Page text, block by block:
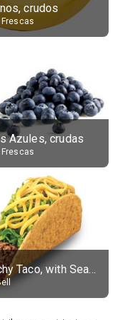
crudos
Frescas
Azules, crudas
Frescas
Crunchy Taco, with Seasoned Beef